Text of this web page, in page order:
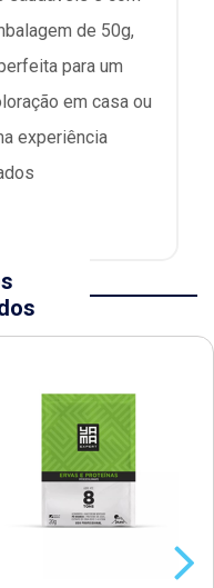
de 50g,
para um
em casa ou
experiência